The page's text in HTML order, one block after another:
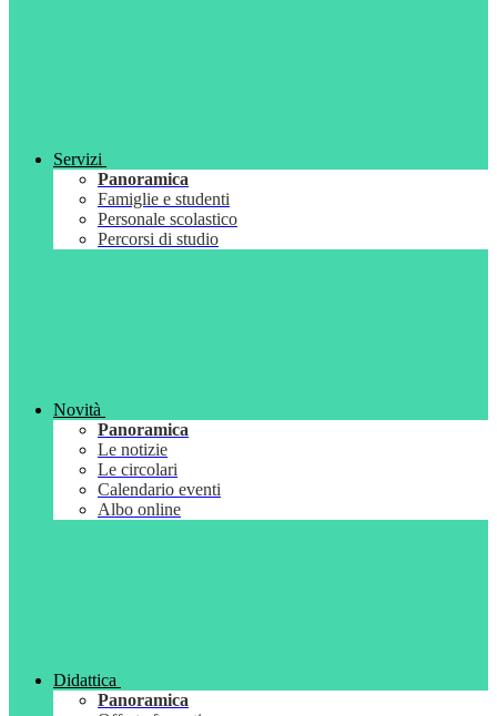
Servizi
Panoramica
Famiglie e studenti
Personale scolastico
Percorsi di studio
Novità
Panoramica
Le notizie
Le circolari
Calendario eventi
Albo online
Didattica
Panoramica